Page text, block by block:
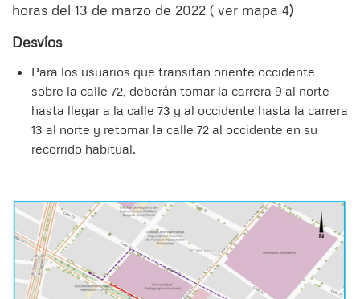
horas del 13 de marzo de 2022 ( ver mapa 4)
Desvíos
Para los usuarios que transitan oriente occidente
sobre la calle 72, deberán tomar la carrera 9 al norte
hasta llegar a la calle 73 y al occidente hasta la carrera
13 al norte y retomar la calle 72 al occidente en su
recorrido habitual.